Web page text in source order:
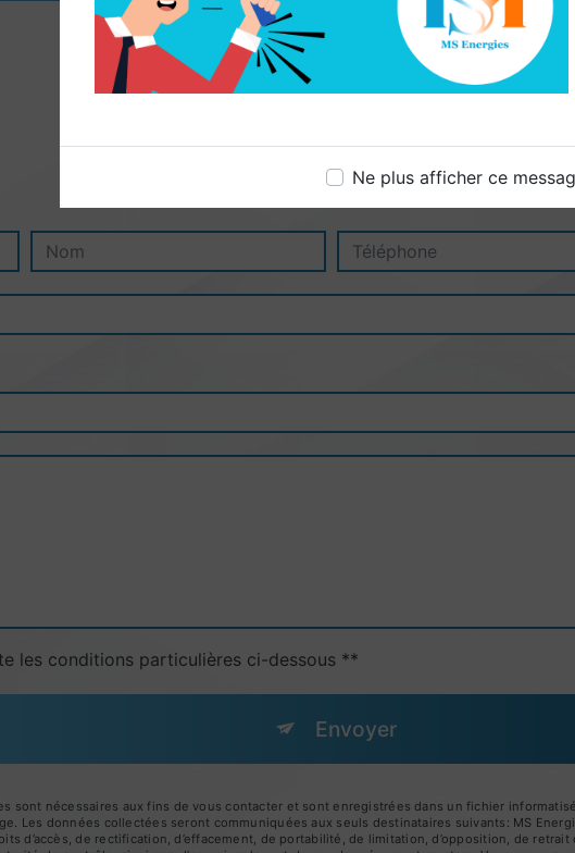
Ne plus afficher ce
N'hésitez pas à nous contacter
les conditions particulières ci-dessous **
Envoyer
sont nécessaires aux fins de vous contacter et sont enregistrées dans un fichier
Les données collectées seront communiquées aux seuls destinataires suivants: MS
d’accès, de rectification, d’effacement, de portabilité, de limitation, d’opposition, de